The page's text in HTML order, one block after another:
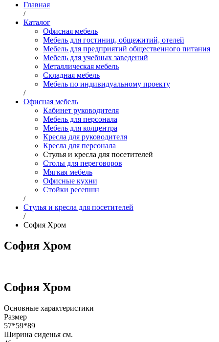
Главная
/
Каталог
Офисная мебель
Мебель для гостиниц, общежитий, отелей
Мебель для предприятий общественного питания
Мебель для учебных заведений
Металлическая мебель
Складная мебель
Мебель по индивидуальному проекту
/
Офисная мебель
Кабинет руководителя
Мебель для персонала
Мебель для колцентра
Кресла для руководителя
Кресла для персонала
Стулья и кресла для посетителей
Столы для переговоров
Мягкая мебель
Офисные кухни
Стойки ресепшн
/
Стулья и кресла для посетителей
/
София Хром
София Хром
София Хром
Основные характеристики
Размер
57*59*89
Ширина сиденья см.